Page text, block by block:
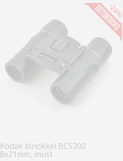
Kodak binokkel BCS200
8x21mm, must
-20%